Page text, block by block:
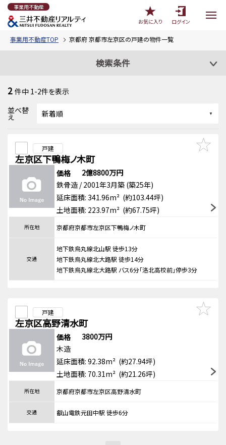
事業用不動産
お気に入り
ログイン
事業用不動産TOP 京都府 京都市左京区の戸建の物件一覧
検索条件
2 件中 1-2件を表示
並べ替
え
戸建
左京区下鴨梅ノ木町
価格
2億8800万円
鉄骨造 / 2001年3月築 (築25年)
延床面積: 341.96m² (約103.44坪)
土地面積: 223.97m² (約67.75坪)
所在地 京都府京都市左京区下鴨梅ノ木町
交通
地下鉄烏丸線北山駅 徒歩13分
地下鉄烏丸線北大路駅 徒歩14分
地下鉄烏丸線北大路駅 バス6分「洛北高校前」停歩3分
戸建
左京区高野清水町
価格
3800万円
木造
延床面積: 92.38m² (約27.94坪)
土地面積: 70.31m² (約21.26坪)
所在地 京都府京都市左京区高野清水町
交通 叡山電鉄元田中駅 徒歩6分